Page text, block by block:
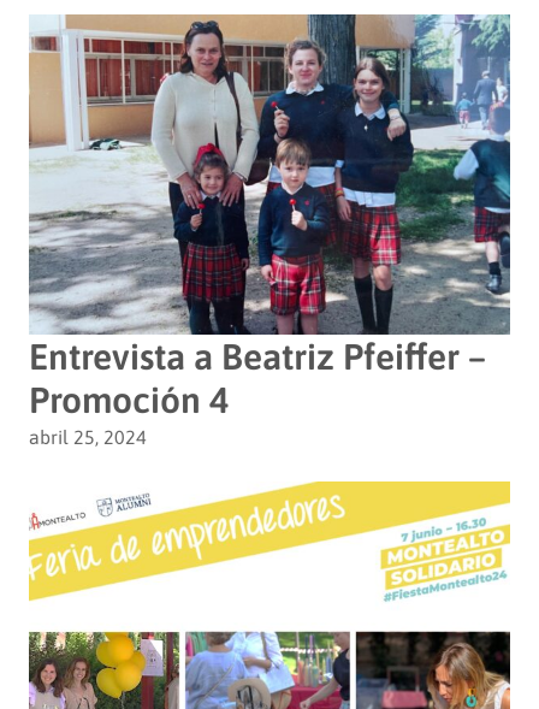
Entrevista a Beatriz Pfeiffer –
Promoción 4
abril 25, 2024